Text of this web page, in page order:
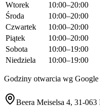
Wtorek
10:00–20:00
Środa
10:00–20:00
Czwartek
10:00–20:00
Piątek
10:00–20:00
Sobota
10:00–19:00
Niedziela
10:00–19:00
Godziny otwarcia wg
Beera Meiselsa 4, 31-